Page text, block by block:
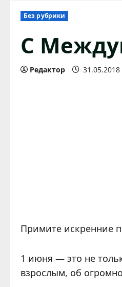
Без рубрики
С
Редактор 31.05.2018
Примите искренние
1 июня — это не
взрослым, об